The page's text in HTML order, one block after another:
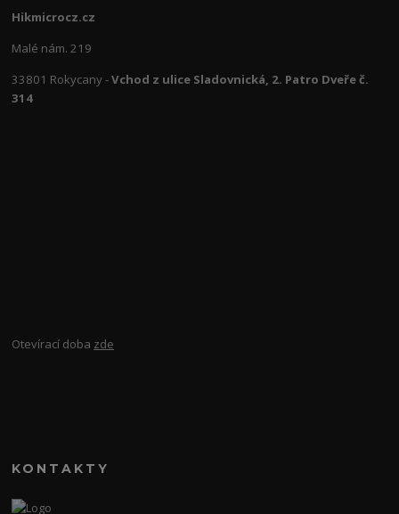
Hikmicrocz.cz
Malé nám. 219
33801 Rokycany -Vchod z ulice Sladovnická, 2. Patro Dveře č.
314
Otevírací doba zde
KONTAKTY